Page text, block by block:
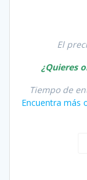
de
El
¿Quieres
Tiempo de
Encuentra más